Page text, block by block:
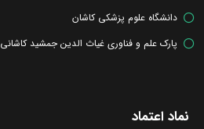
دانشگاه علوم پزشکی کاشان
پارک علم و فناوری غیاث الدین جمشید کاشانی
نماد اعتماد